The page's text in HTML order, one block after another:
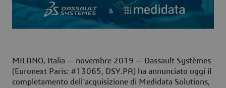
MILANO, Italia — novembre 2019 — Dassault Systèmes
(Euronext Paris: #13065, DSY.PA) ha annunciato oggi il
completamento dell'acquisizione di Medidata Solutions,